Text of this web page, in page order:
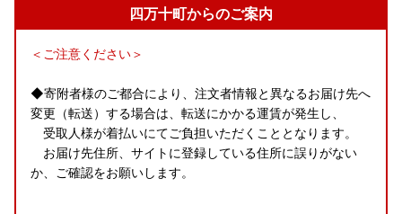
四万十町からのご案内
＜ご注意ください＞
◆寄附者様のご都合により、注文者情報と異なるお届け先へ
変更（転送）する場合は、転送にかかる運賃が発生し、
受取人様が着払いにてご負担いただくこととなります。
お届け先住所、サイトに登録している住所に誤りがない
か、ご確認をお願いします。